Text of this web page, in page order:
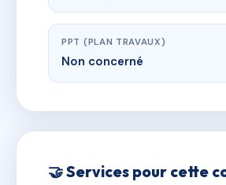
PPT (PLAN TRAVAUX)
Non concerné
🤝 Services pour cette